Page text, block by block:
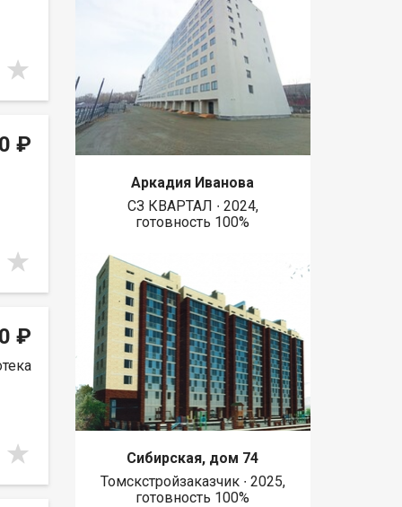
₽
₽
Аркадия Иванова
СЗ КВАРТАЛ ∙ 2024,
готовность 100%
Сибирская, дом 74
Томскстройзаказчик ∙ 2025,
готовность 100%